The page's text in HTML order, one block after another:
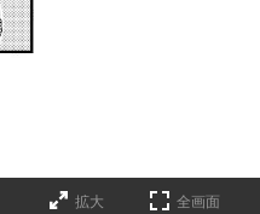
拡大 全画面